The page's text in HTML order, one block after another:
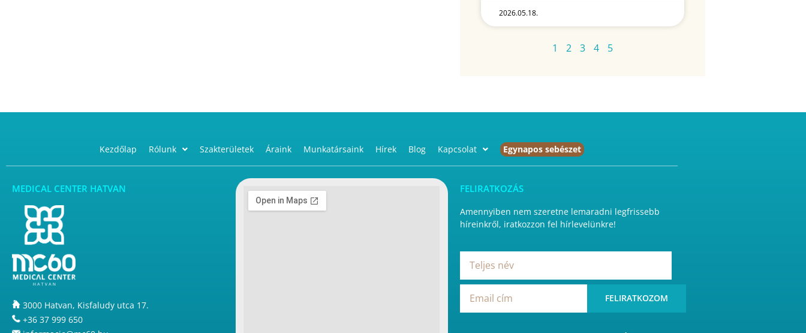
2026.05.18.
1 2 3 4 5
Kezdőlap Rólunk Szakterületek Áraink Munkatársaink Hírek Blog Kapcsolat Egynapos sebészet
MEDICAL CENTER HATVAN
3000 Hatvan, Kisfaludy utca 17.
+36 37 999 650
FELIRATKOZÁS
Amennyiben nem szeretne lemaradni legfrissebb
híreinkről, iratkozzon fel hírlevelünkre!
FELIRATKOZOM